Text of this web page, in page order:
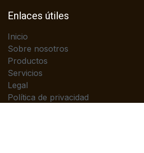
Enlaces útiles
Inicio
Sobre nosotros
Productos
Servicios
Legal
Política de privacidad